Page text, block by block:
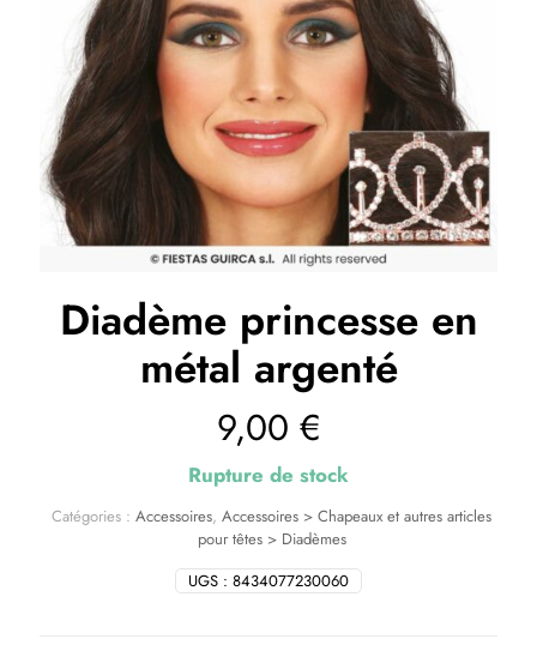
Diadème princesse en
métal argenté
9,00 €
Rupture de stock
UGS : 8434077230060
Catégories : Accessoires, Accessoires > Chapeaux et autres articles
pour têtes > Diadèmes